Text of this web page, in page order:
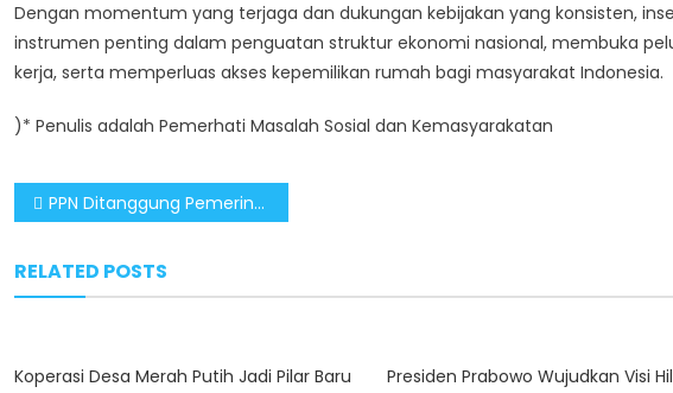
Dengan momentum yang terjaga dan dukungan kebijakan yang konsisten,
instrumen penting dalam penguatan struktur ekonomi nasional, membuka
kerja, serta memperluas akses kepemilikan rumah bagi masyarakat Indonesia.
)* Penulis adalah Pemerhati Masalah Sosial dan Kemasyarakatan
Post
PPN Ditanggung Pemerintah untuk Hunian Baru Jadi Stimulus Kunci Daya Beli Masyarakat
RELATED POSTS
Koperasi Desa Merah Putih Jadi Pilar Baru
Presiden Prabowo Wujudkan Visi